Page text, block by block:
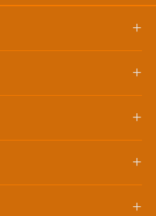
+
+
+
+
+